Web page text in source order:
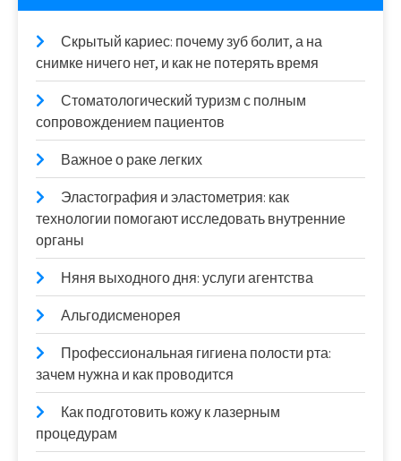
Скрытый кариес: почему зуб болит, а на
снимке ничего нет, и как не потерять время
Стоматологический туризм с полным
сопровождением пациентов
Важное о раке легких
Эластография и эластометрия: как
технологии помогают исследовать внутренние
органы
Няня выходного дня: услуги агентства
Альгодисменорея
Профессиональная гигиена полости рта:
зачем нужна и как проводится
Как подготовить кожу к лазерным
процедурам